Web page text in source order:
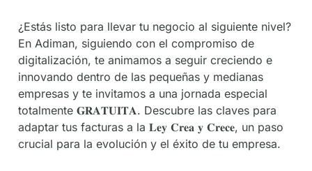
¿Estás listo para llevar tu negocio al siguiente nivel?
En Adiman, siguiendo con el compromiso de
digitalización, te animamos a seguir creciendo e
innovando dentro de las pequeñas y medianas
empresas y te invitamos a una jornada especial
totalmente 𝐆𝐑𝐀𝐓𝐔𝐈𝐓𝐀. Descubre las claves para
adaptar tus facturas a la 𝐋𝐞𝐲 𝐂𝐫𝐞𝐚 𝐲 𝐂𝐫𝐞𝐜𝐞, un paso
crucial para la evolución y el éxito de tu empresa.